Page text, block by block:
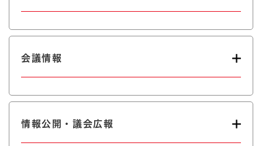
会議情報
情報公開・議会広報